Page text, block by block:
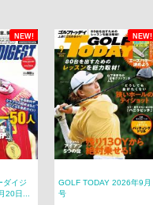
NEW! NEW!
ダイジ
20日...
GOLF TODAY 2026年9月
号